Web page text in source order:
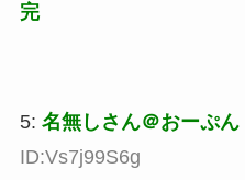
完
5: 名無しさん＠おーぷん
ID:Vs7j99S6g